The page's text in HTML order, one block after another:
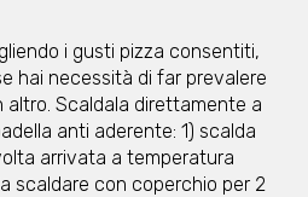
i gusti pizza consentiti,
hai necessità di far prevalere
Scaldala direttamente a
anti aderente: 1) scalda
arrivata a temperatura
scaldare con coperchio per 2